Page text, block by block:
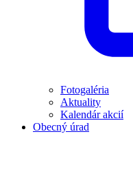
Fotogaléria
Aktuality
Kalendár akcií
Obecný úrad